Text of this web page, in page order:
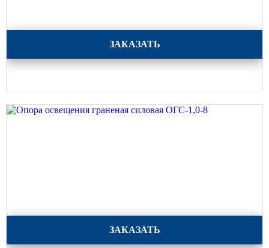
ЗАКАЗАТЬ
ЗАКАЗАТЬ